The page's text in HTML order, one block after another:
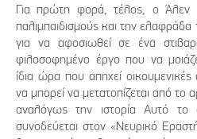
Για πρώτη φορά, τέλος, ο Άλεν
παλιμπαιδισμούς και την
για να αφοσιωθεί σε ένα
φιλοσοφημένο έργο που να
ίδια ώρα που απηχεί
να μπορεί να μετατοπίζεται από
αναλόγως την ιστορία Αυτό το
συνοδεύεται στον «Νευρικό